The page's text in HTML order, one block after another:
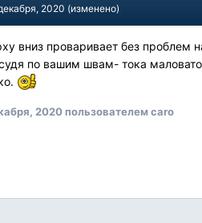
2020 (изменено)
вниз проваривает без
по вашим швам- тока
2020пользователем caro